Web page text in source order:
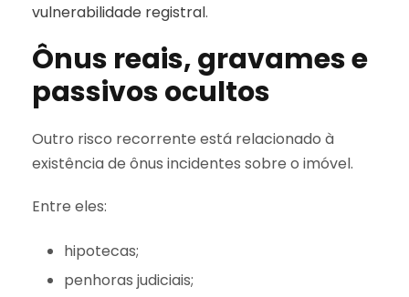
vulnerabilidade registral.
Ônus reais, gravames e
passivos ocultos
Outro risco recorrente está relacionado à
existência de ônus incidentes sobre o imóvel.
Entre eles:
hipotecas;
penhoras judiciais;